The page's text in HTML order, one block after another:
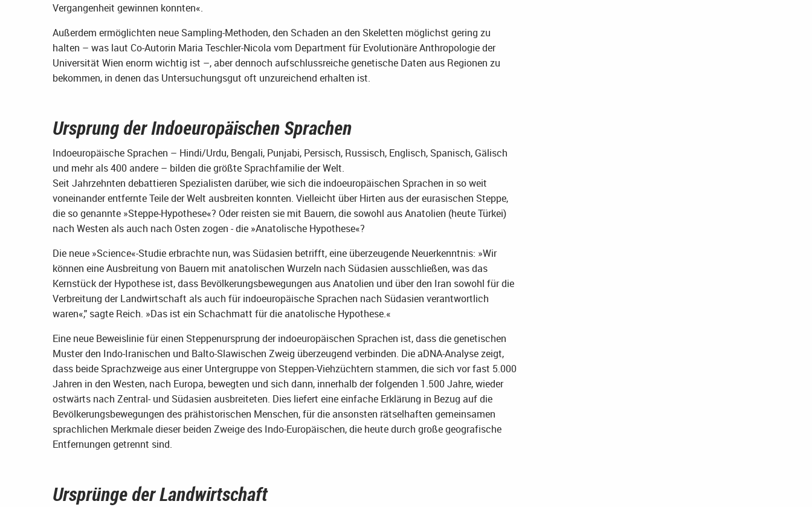
Vergangenheit gewinnen konnten«.
Außerdem ermöglichten neue Sampling-Methoden, den Schaden an den Skeletten möglichst gering zu
halten – was laut Co-Autorin Maria Teschler-Nicola vom Department für Evolutionäre Anthropologie der
Universität Wien enorm wichtig ist –, aber dennoch aufschlussreiche genetische Daten aus Regionen zu
bekommen, in denen das Untersuchungsgut oft unzureichend erhalten ist.
Ursprung der Indoeuropäischen Sprachen
Indoeuropäische Sprachen – Hindi/Urdu, Bengali, Punjabi, Persisch, Russisch, Englisch, Spanisch, Gälisch
und mehr als 400 andere – bilden die größte Sprachfamilie der Welt.
Seit Jahrzehnten debattieren Spezialisten darüber, wie sich die indoeuropäischen Sprachen in so weit
voneinander entfernte Teile der Welt ausbreiten konnten. Vielleicht über Hirten aus der eurasischen Steppe,
die so genannte »Steppe-Hypothese«? Oder reisten sie mit Bauern, die sowohl aus Anatolien (heute Türkei)
nach Westen als auch nach Osten zogen - die »Anatolische Hypothese«?
Die neue »Science«-Studie erbrachte nun, was Südasien betrifft, eine überzeugende Neuerkenntnis: »Wir
können eine Ausbreitung von Bauern mit anatolischen Wurzeln nach Südasien ausschließen, was das
Kernstück der Hypothese ist, dass Bevölkerungsbewegungen aus Anatolien und über den Iran sowohl für die
Verbreitung der Landwirtschaft als auch für indoeuropäische Sprachen nach Südasien verantwortlich
waren«," sagte Reich. »Das ist ein Schachmatt für die anatolische Hypothese.«
Eine neue Beweislinie für einen Steppenursprung der indoeuropäischen Sprachen ist, dass die genetischen
Muster den Indo-Iranischen und Balto-Slawischen Zweig überzeugend verbinden. Die aDNA-Analyse zeigt,
dass beide Sprachzweige aus einer Untergruppe von Steppen-Viehzüchtern stammen, die sich vor fast 5.000
Jahren in den Westen, nach Europa, bewegten und sich dann, innerhalb der folgenden 1.500 Jahre, wieder
ostwärts nach Zentral- und Südasien ausbreiteten. Dies liefert eine einfache Erklärung in Bezug auf die
Bevölkerungsbewegungen des prähistorischen Menschen, für die ansonsten rätselhaften gemeinsamen
sprachlichen Merkmale dieser beiden Zweige des Indo-Europäischen, die heute durch große geografische
Entfernungen getrennt sind.
Ursprünge der Landwirtschaft